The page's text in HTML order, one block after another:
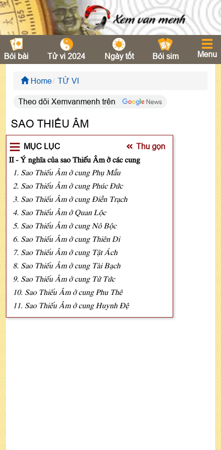
Bói bài Tử vi 2024 Ngày tốt Bói sim Menu
Home TỬ VI
Theo dõi Xemvanmenh trên
SAO THIẾU ÂM
MỤC LỤC Thu gọn
II - Ý nghĩa của sao Thiếu Âm ở các cung
1. Sao Thiếu Âm ở cung Phụ Mẫu
2. Sao Thiếu Âm ở cung Phúc Đức
3. Sao Thiếu Âm ở cung Điền Trạch
4. Sao Thiếu Âm ở Quan Lộc
5. Sao Thiếu Âm ở cung Nô Bộc
6. Sao Thiếu Âm ở cung Thiên Di
7. Sao Thiếu Âm ở cung Tật Ách
8. Sao Thiếu Âm ở cung Tài Bạch
9. Sao Thiếu Âm ở cung Tử Tức
10. Sao Thiếu Âm ở cung Phu Thê
11. Sao Thiếu Âm ở cung Huynh Đệ